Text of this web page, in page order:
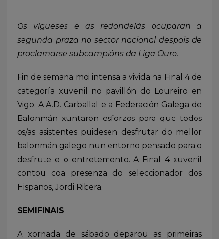
Os vigueses e as redondelás ocuparan a
segunda praza no sector nacional despois de
proclamarse subcampións da Liga Ouro.
Fin de semana moi intensa a vivida na Final 4 de
categoría xuvenil no pavillón do Loureiro en
Vigo. A A.D. Carballal e a Federación Galega de
Balonmán xuntaron esforzos para que todos
os/as asistentes puidesen desfrutar do mellor
balonmán galego nun entorno pensado para o
desfrute e o entretemento. A Final 4 xuvenil
contou coa presenza do seleccionador dos
Hispanos, Jordi Ribera.
SEMIFINAIS
A xornada de sábado deparou as primeiras